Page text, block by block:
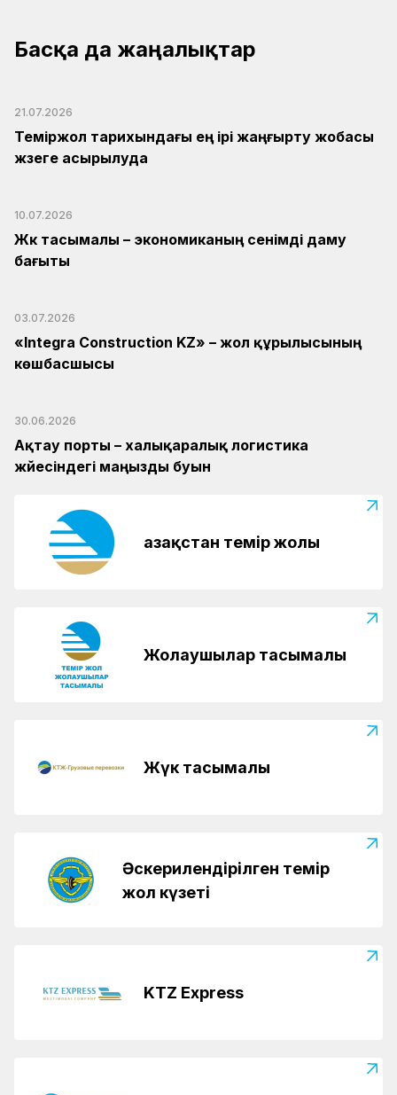
Басқа да жаңалықтар
21.07.2026
Теміржол тарихындағы ең ірі жаңғырту жобасы
жүзеге асырылуда
10.07.2026
Жүк тасымалы – экономиканың сенімді даму
бағыты
03.07.2026
«Integra Construction KZ» – жол құрылысының
көшбасшысы
30.06.2026
Ақтау порты – халықаралық логистика
жүйесіндегі маңызды буын
Қазақстан темір жолы
Жолаушылар тасымалы
Жүк тасымалы
Әскерилендірілген темір
жол күзеті
KTZ Express